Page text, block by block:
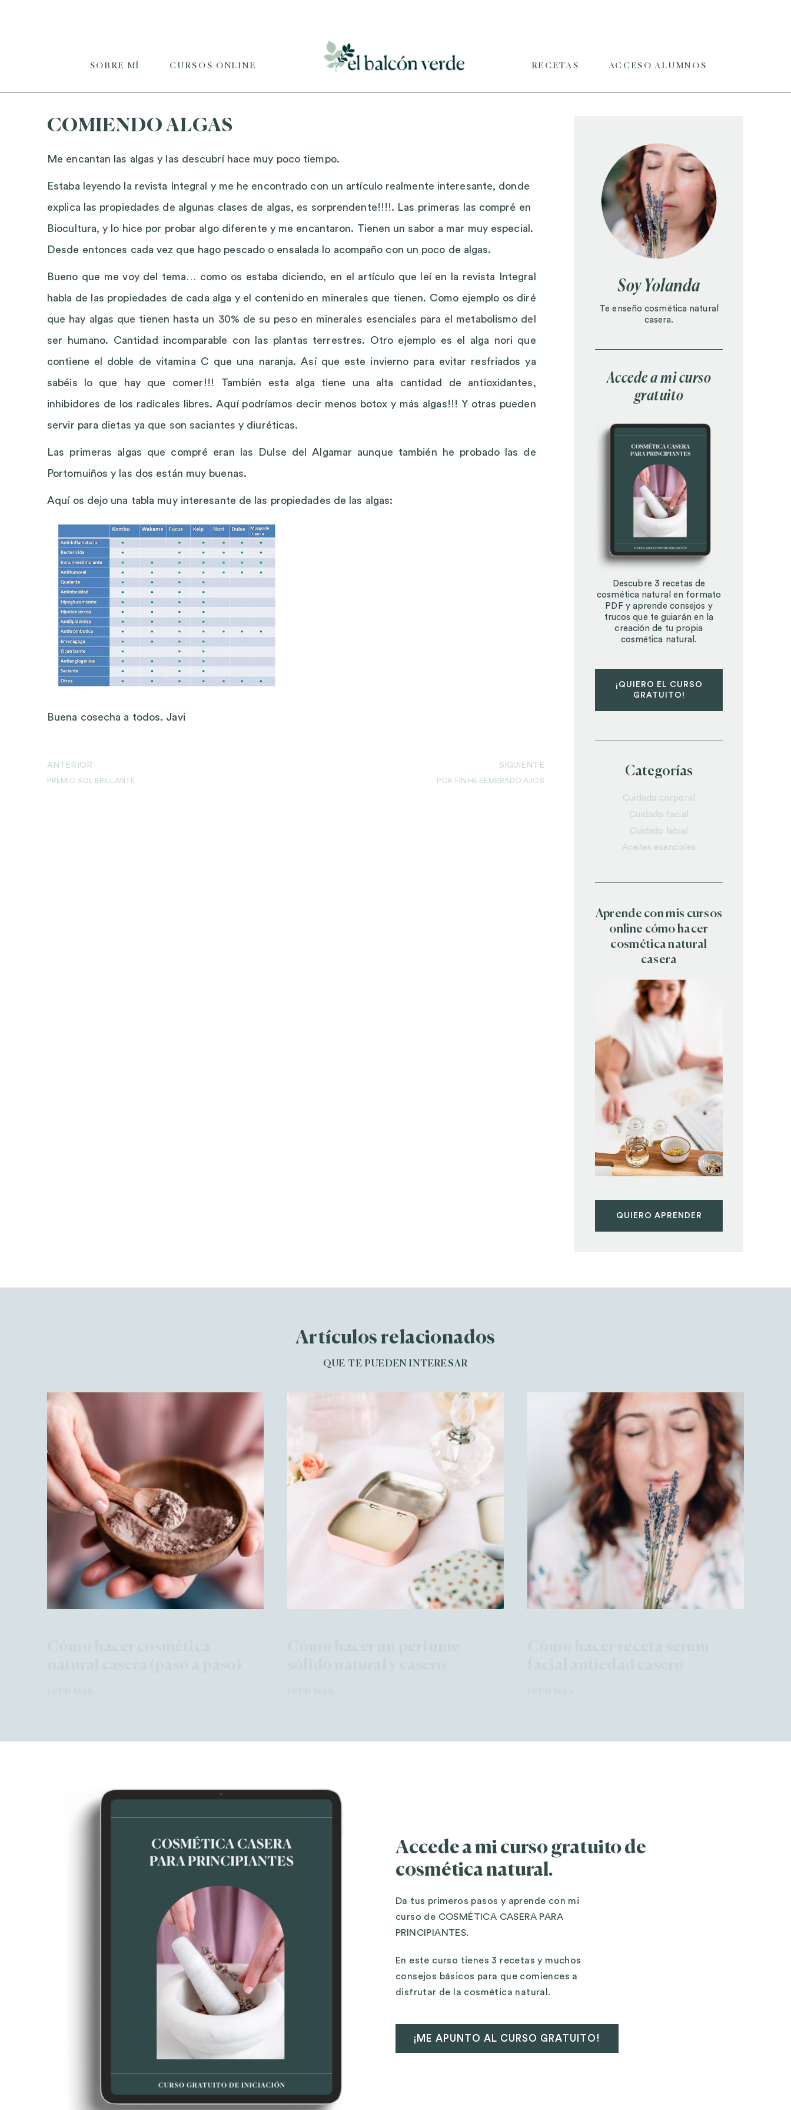
SOBRE MÍ CURSOS ONLINE RECETAS ACCESO ALUMNOS
COMIENDO ALGAS
Me encantan las algas y las descubrí hace muy poco tiempo.
Estaba leyendo la revista Integral y me he encontrado con un artículo realmente interesante, donde
explica las propiedades de algunas clases de algas, es sorprendente!!!!. Las primeras las compré en
Biocultura, y lo hice por probar algo diferente y me encantaron. Tienen un sabor a mar muy especial.
Desde entonces cada vez que hago pescado o ensalada lo acompaño con un poco de algas.
Bueno que me voy del tema… como os estaba diciendo, en el artículo que leí en la revista Integral
habla de las propiedades de cada alga y el contenido en minerales que tienen. Como ejemplo os diré
que hay algas que tienen hasta un 30% de su peso en minerales esenciales para el metabolismo del
ser humano. Cantidad incomparable con las plantas terrestres. Otro ejemplo es el alga nori que
contiene el doble de vitamina C que una naranja. Así que este invierno para evitar resfriados ya
sabéis lo que hay que comer!!! También esta alga tiene una alta cantidad de antioxidantes,
inhibidores de los radicales libres. Aquí podríamos decir menos botox y más algas!!! Y otras pueden
servir para dietas ya que son saciantes y diuréticas.
Las primeras algas que compré eran las Dulse del Algamar aunque también he probado las de
Portomuiños y las dos están muy buenas.
Aquí os dejo una tabla muy interesante de las propiedades de las algas:
Buena cosecha a todos. Javi
ANTERIOR
PREMIO SOL BRILLANTE
SIGUIENTE
POR FIN HE SEMBRADO AJOS
Soy Yolanda
Te enseño cosmética natural
casera.
Accede a mi curso
gratuito
Descubre 3 recetas de
cosmética natural en formato
PDF y aprende consejos y
trucos que te guiarán en la
creación de tu propia
cosmética natural.
¡QUIERO EL CURSO
GRATUITO!
Categorías
Cuidado corporal
Cuidado facial
Cuidado labial
Aceites esenciales
Aprende con mis cursos
online cómo hacer
cosmética natural
casera
QUIERO APRENDER
Artículos relacionados
QUE TE PUEDEN INTERESAR
Accede a mi curso gratuito de
cosmética natural.
Da tus primeros pasos y aprende con mi
curso de COSMÉTICA CASERA PARA
PRINCIPIANTES.
En este curso tienes 3 recetas y muchos
consejos básicos para que comiences a
disfrutar de la cosmética natural.
¡ME APUNTO AL CURSO GRATUITO!